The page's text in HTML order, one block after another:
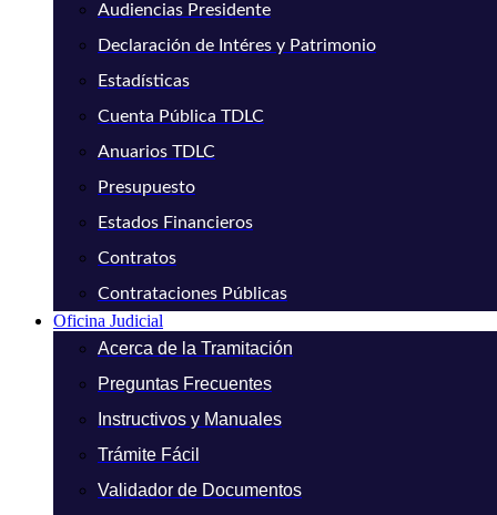
Audiencias Presidente
Declaración de Intéres y Patrimonio
Estadísticas
Cuenta Pública TDLC
Anuarios TDLC
Presupuesto
Estados Financieros
Contratos
Contrataciones Públicas
Oficina Judicial
Acerca de la Tramitación
Preguntas Frecuentes
Instructivos y Manuales
Trámite Fácil
Validador de Documentos